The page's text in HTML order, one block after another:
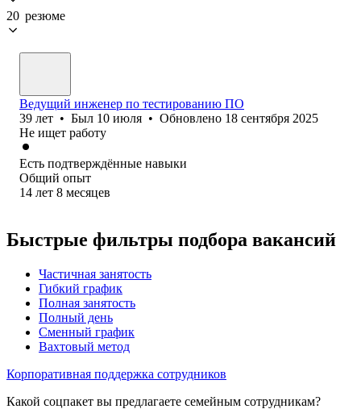
20 резюме
Ведущий инженер по тестированию ПО
39 лет • Был 10 июля • Обновлено 18 сентября 2025
Не ищет работу
Есть подтверждённые навыки
Общий опыт
14 лет 8 месяцев
Быстрые фильтры подбора вакансий
Частичная занятость
Гибкий график
Полная занятость
Полный день
Сменный график
Вахтовый метод
Корпоративная поддержка сотрудников
Какой соцпакет вы предлагаете семейным сотрудникам?